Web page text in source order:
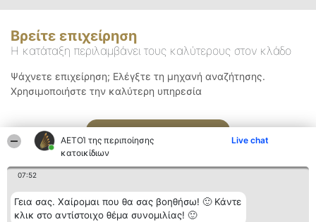
ΑΕΤΟΊ της περιποίησης
κατοικίδιων
Live chat
07:52
Γεια σας. Χαίρομαι που θα σας βοηθήσω! 🙂 Κάντε
κλικ στο αντίστοιχο θέμα συνομιλίας! 🙂
Βρείτε επιχείρηση
Η κατάταξη περιλαμβάνει τους καλύτερους στον κλάδο
Ψάχνετε επιχείρηση; Ελέγξτε τη μηχανή αναζήτησης.
Χρησιμοποιήστε την καλύτερη υπηρεσία
Αναζήτηση